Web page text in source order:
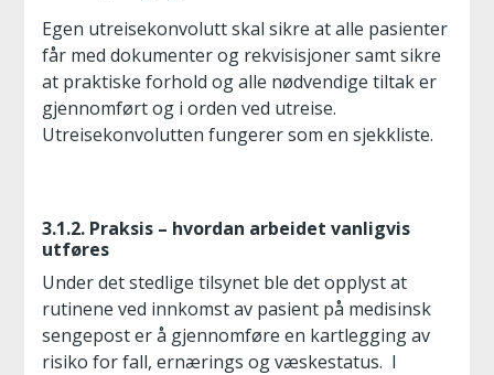
Egen utreisekonvolutt skal sikre at alle pasienter
får med dokumenter og rekvisisjoner samt sikre
at praktiske forhold og alle nødvendige tiltak er
gjennomført og i orden ved utreise.
Utreisekonvolutten fungerer som en sjekkliste.
3.1.2. Praksis – hvordan arbeidet vanligvis
utføres
Under det stedlige tilsynet ble det opplyst at
rutinene ved innkomst av pasient på medisinsk
sengepost er å gjennomføre en kartlegging av
risiko for fall, ernærings og væskestatus. I